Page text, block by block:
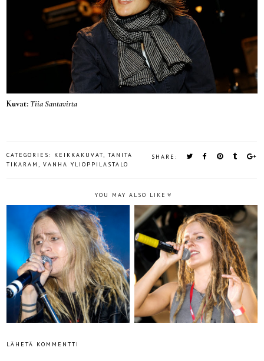
Kuvat: Tiia Santavirta
SHARE:
CATEGORIES: KEIKKAKUVAT, TANITA
TIKARAM, VANHA YLIOPPILASTALO
YOU MAY ALSO LIKE
LÄHETÄ KOMMENTTI